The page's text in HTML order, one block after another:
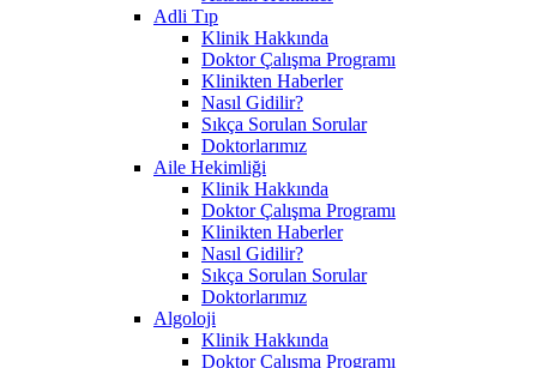
Adli Tıp
Klinik Hakkında
Doktor Çalışma Programı
Klinikten Haberler
Nasıl Gidilir?
Sıkça Sorulan Sorular
Doktorlarımız
Aile Hekimliği
Klinik Hakkında
Doktor Çalışma Programı
Klinikten Haberler
Nasıl Gidilir?
Sıkça Sorulan Sorular
Doktorlarımız
Algoloji
Klinik Hakkında
Doktor Çalışma Programı